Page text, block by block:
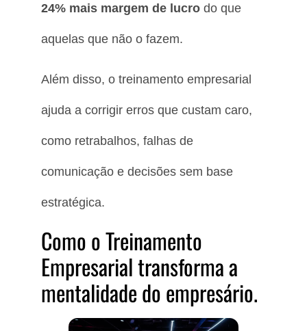
24% mais margem de lucro do que
aquelas que não o fazem.
Além disso, o treinamento empresarial
ajuda a corrigir erros que custam caro,
como retrabalhos, falhas de
comunicação e decisões sem base
estratégica.
Como o Treinamento
Empresarial transforma a
mentalidade do empresário.